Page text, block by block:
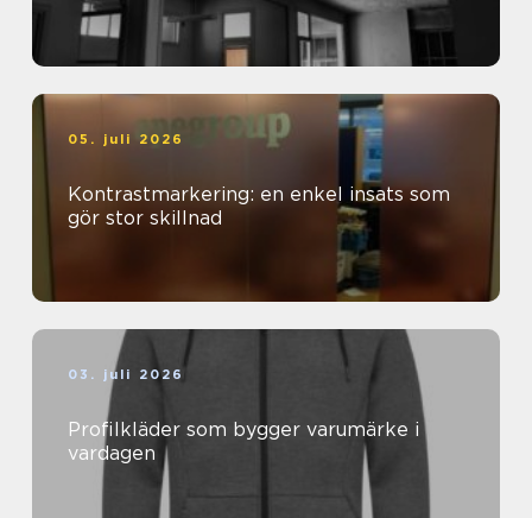
05. juli 2026
Kontrastmarkering: en enkel insats som
gör stor skillnad
03. juli 2026
Profilkläder som bygger varumärke i
vardagen